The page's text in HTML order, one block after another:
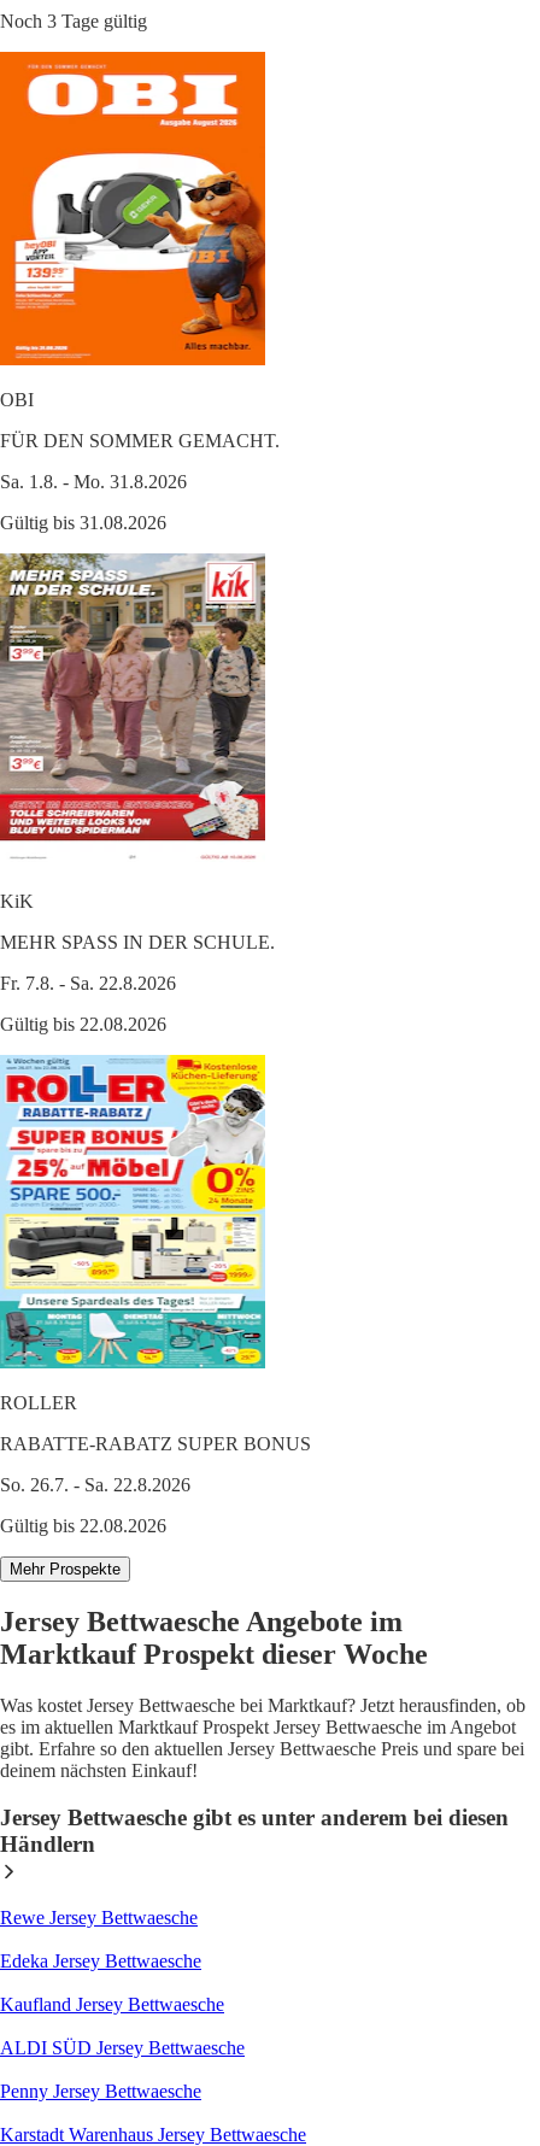
Noch 3 Tage gültig
OBI
FÜR DEN SOMMER GEMACHT.
Sa. 1.8. - Mo. 31.8.2026
Gültig bis 31.08.2026
KiK
MEHR SPASS IN DER SCHULE.
Fr. 7.8. - Sa. 22.8.2026
Gültig bis 22.08.2026
ROLLER
RABATTE-RABATZ SUPER BONUS
So. 26.7. - Sa. 22.8.2026
Gültig bis 22.08.2026
Mehr Prospekte
Jersey Bettwaesche Angebote im
Marktkauf Prospekt dieser Woche
Was kostet Jersey Bettwaesche bei Marktkauf? Jetzt herausfinden, ob
es im aktuellen Marktkauf Prospekt Jersey Bettwaesche im Angebot
gibt. Erfahre so den aktuellen Jersey Bettwaesche Preis und spare bei
deinem nächsten Einkauf!
Jersey Bettwaesche gibt es unter anderem bei diesen
Händlern
Rewe Jersey Bettwaesche
Edeka Jersey Bettwaesche
Kaufland Jersey Bettwaesche
ALDI SÜD Jersey Bettwaesche
Penny Jersey Bettwaesche
Karstadt Warenhaus Jersey Bettwaesche